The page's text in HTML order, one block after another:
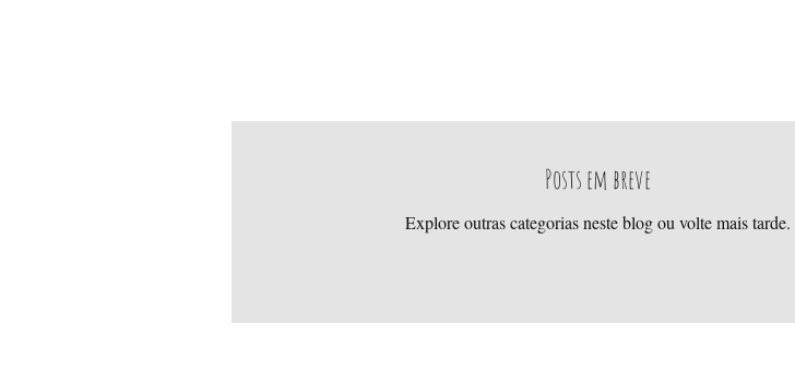
Posts em breve
Explore outras categorias neste blog ou volte mais tarde.